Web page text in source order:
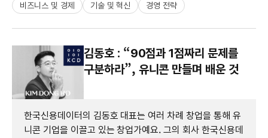
비즈니스 및 경제 기술 및 혁신 경영 전략
김동호 : “90점과 1점짜리 문제를
구분하라”, 유니콘 만들며 배운 것
한국신용데이터의 김동호 대표는 여러 차례 창업을 통해 유
니콘 기업을 이끌고 있는 창업가예요. 그의 회사 한국신용데